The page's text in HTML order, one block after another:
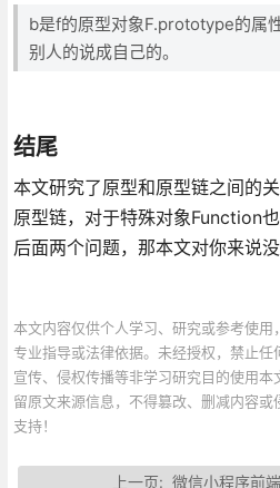
b是f的原型对象F.prototype的属
别人的说成自己的。
结尾
本文研究了原型和原型链之间的
原型链，对于特殊对象Function
后面两个问题，那本文对你来说没
本文内容仅供个人学习、研究或参考使用
专业指导或法律依据。未经授权，禁止
宣传、侵权传播等非学习研究目的使用
留原文来源信息，不得篡改、删减内容
支持！
上一页: 微信小程序前